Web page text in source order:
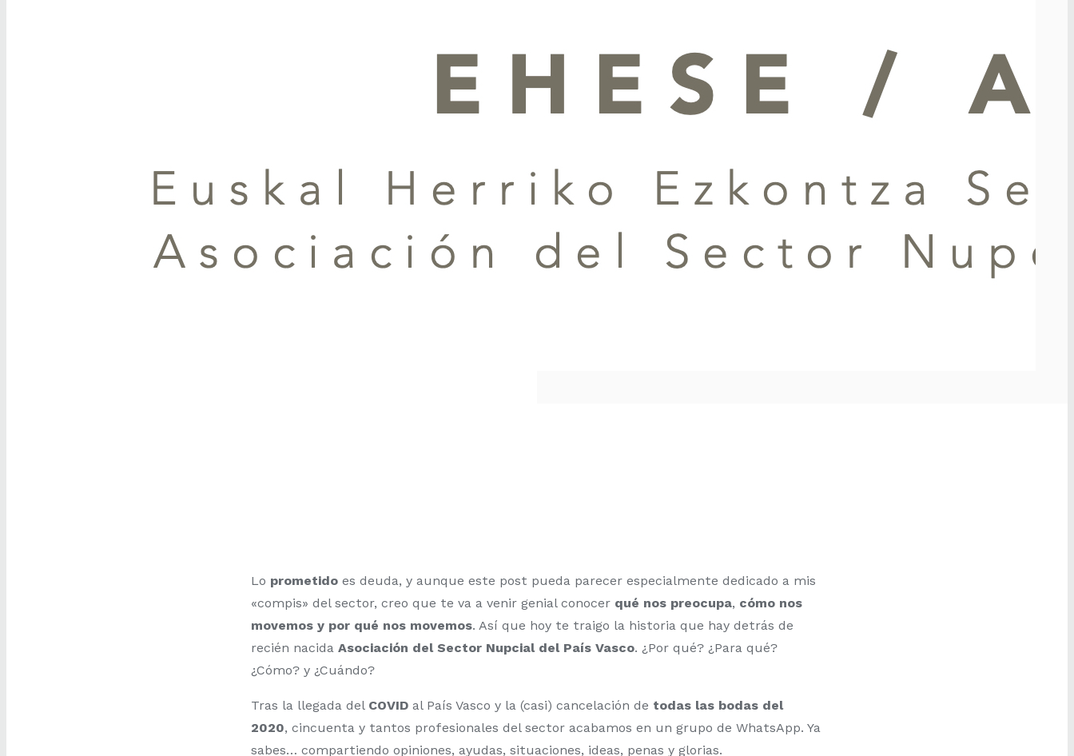
Lo prometidoes deuda, y aunque este post pueda parecer especialmente dedicado a mis
«compis» del sector, creo que te va a venir genial conocer qué nos preocupa, cómo nos
movemos y por qué nos movemos. Así que hoy te traigo la historia que hay detrás de
recién nacida Asociación del Sector Nupcial del País Vasco. ¿Por qué? ¿Para qué?
¿Cómo? y ¿Cuándo?
Tras la llegada del COVIDal País Vasco y la (casi) cancelación de todas las bodas del
2020, cincuenta y tantos profesionales del sector acabamos en un grupo de WhatsApp. Ya
sabes… compartiendo opiniones, ayudas, situaciones, ideas, penas y glorias.